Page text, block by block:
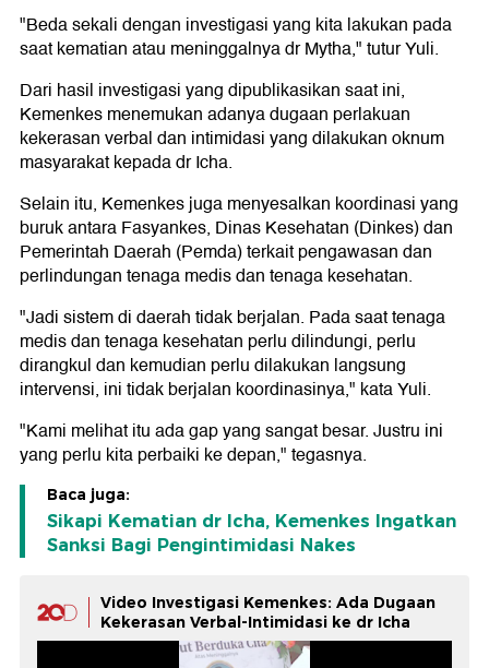
"Beda sekali dengan investigasi yang kita lakukan pada
saat kematian atau meninggalnya dr Mytha," tutur Yuli.
Dari hasil investigasi yang dipublikasikan saat ini,
Kemenkes menemukan adanya dugaan perlakuan
kekerasan verbal dan intimidasi yang dilakukan oknum
masyarakat kepada dr Icha.
Selain itu, Kemenkes juga menyesalkan koordinasi yang
buruk antara Fasyankes, Dinas Kesehatan (Dinkes) dan
Pemerintah Daerah (Pemda) terkait pengawasan dan
perlindungan tenaga medis dan tenaga kesehatan.
"Jadi sistem di daerah tidak berjalan. Pada saat tenaga
medis dan tenaga kesehatan perlu dilindungi, perlu
dirangkul dan kemudian perlu dilakukan langsung
intervensi, ini tidak berjalan koordinasinya," kata Yuli.
"Kami melihat itu ada gap yang sangat besar. Justru ini
yang perlu kita perbaiki ke depan," tegasnya.
Baca juga:
Sikapi Kematian dr Icha, Kemenkes Ingatkan
Sanksi Bagi Pengintimidasi Nakes
Video Investigasi Kemenkes: Ada Dugaan
Kekerasan Verbal-Intimidasi ke dr Icha